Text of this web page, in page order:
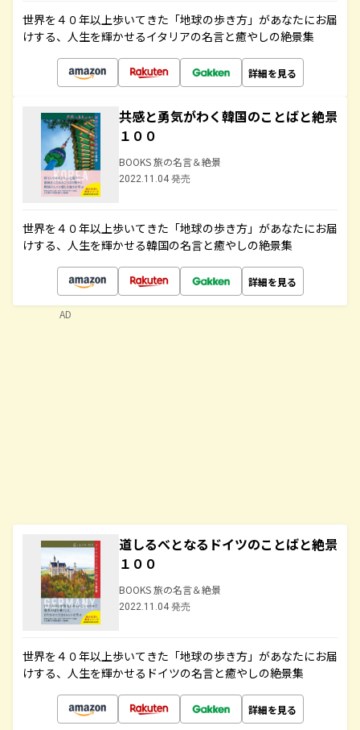
世界を４０年以上歩いてきた「地球の歩き方」があなたにお届
けする、人生を輝かせるイタリアの名言と癒やしの絶景集
詳細を見る
共感と勇気がわく韓国のことばと絶景
１００
BOOKS 旅の名言＆絶景
2022.11.04 発売
世界を４０年以上歩いてきた「地球の歩き方」があなたにお届
けする、人生を輝かせる韓国の名言と癒やしの絶景集
詳細を見る
道しるべとなるドイツのことばと絶景
１００
BOOKS 旅の名言＆絶景
2022.11.04 発売
世界を４０年以上歩いてきた「地球の歩き方」があなたにお届
けする、人生を輝かせるドイツの名言と癒やしの絶景集
詳細を見る
AD